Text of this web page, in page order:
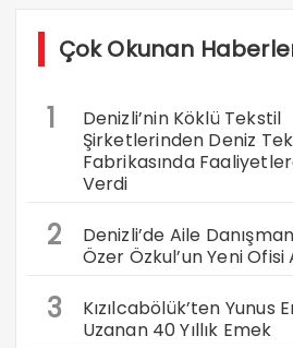
Çok Okunan
1
Denizli’nin Köklü Tekstil
Şirketlerinden Deniz
Fabrikasında
Verdi
2
Denizli’de Aile
Özer Özkul’un Yeni Ofisi
3
Kızılcabölük’ten Yunus
Uzanan 40 Yıllık Emek